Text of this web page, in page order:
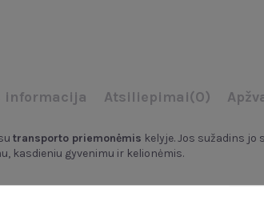
informacija Atsiliepimai(0)
transporto priemonėmis kelyje. Jos sužadins
kasdieniu gyvenimu ir kelionėmis.